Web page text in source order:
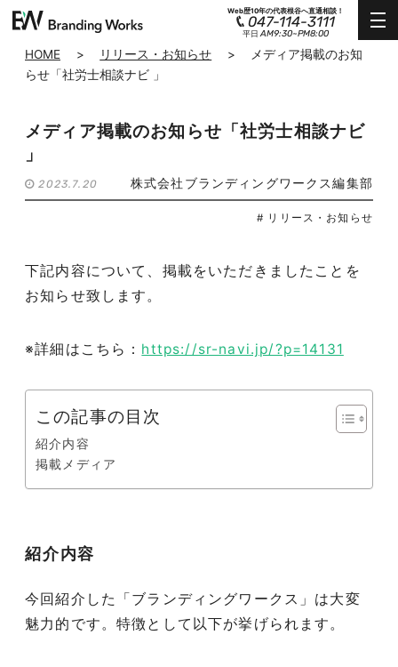
Web歴10年の代表根谷へ直通相談！
047-114-3111
平日AM9:30~PM8:00
HOME > リリース・お知らせ >
メディア掲載のお知
らせ「社労士相談ナビ 」
メディア掲載のお知らせ「社労士相談ナビ
」
2023.7.20 株式会社ブランディングワークス編集部
# リリース・お知らせ
下記内容について、掲載をいただきましたことを
お知らせ致します。
※詳細はこちら： https://sr-navi.jp/?p=14131
この記事の目次
紹介内容
掲載メディア
紹介内容
今回紹介した「ブランディングワークス」は大変
魅力的です。特徴として以下が挙げられます。